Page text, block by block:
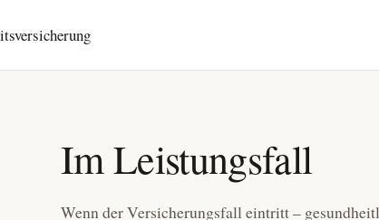
Im Leistungsfall
Wenn der Versicherungsfall eintritt –